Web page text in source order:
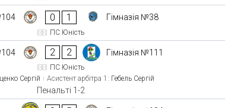
0 1 Гімназія №38
ПС Юність
2 2 Гімназія №111
ПС Юність
Сергій Асистент арбітра 1: Гебель Сергій
Пенальті 1-2